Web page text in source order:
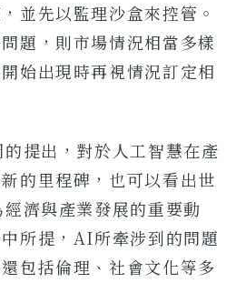
並先以監理沙盒來控管。
題，則市場情況相當多樣
始出現時再視情況訂定相
提出，對於人工智慧在產
的里程碑，也可以看出世
濟與產業發展的重要動
所提，AI所牽涉到的問題
包括倫理、社會文化等多